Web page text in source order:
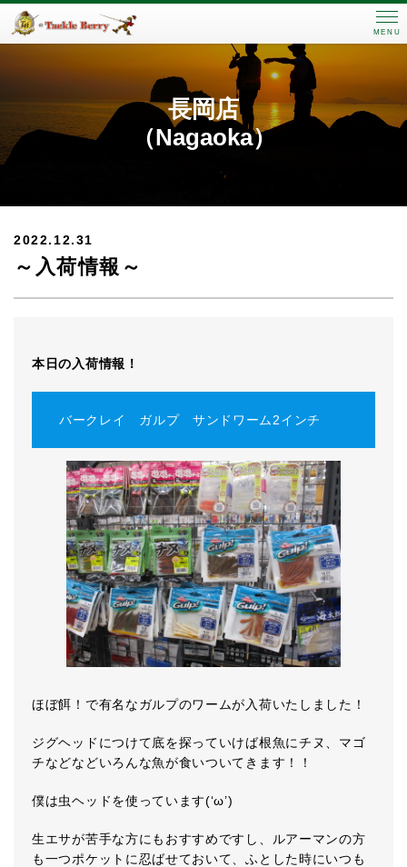
MENU
長岡店
（Nagaoka）
2022.12.31
～入荷情報～
本日の入荷情報！
バークレイ ガルプ サンドワーム2インチ
ほぼ餌！で有名なガルプのワームが入荷いたしました！
ジグヘッドにつけて底を探っていけば根魚にチヌ、マゴ
チなどなどいろんな魚が食いついてきます！！
僕は虫ヘッドを使っています(‘ω’)
生エサが苦手な方にもおすすめですし、ルアーマンの方
も一つポケットに忍ばせておいて、ふとした時にいつも